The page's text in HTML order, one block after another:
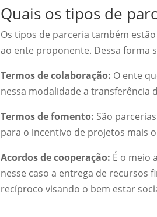
Quais os tipos de
Os tipos de parceria também
ao ente proponente. Dessa forma
Termos de colaboração: O ente
nessa modalidade a transferência
Termos de fomento: São
para o incentivo de projetos mais
Acordos de cooperação: É o meio
nesse caso a entrega de recursos
recíproco visando o bem estar